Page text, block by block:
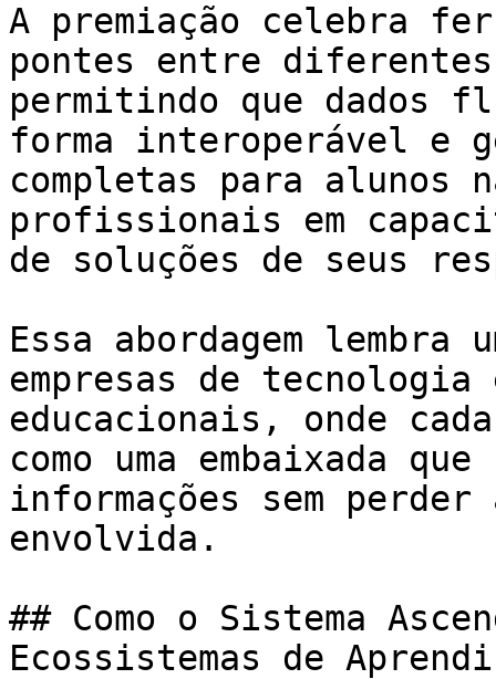
A premiação celebra
pontes entre
permitindo que dados
forma interoperável e
completas para alunos
profissionais em
de soluções de seus
Essa abordagem
empresas de
educacionais, onde
como uma embaixada
informações sem
envolvida.
## Como o Sistema
Ecossistemas de